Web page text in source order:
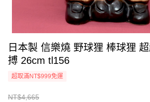
日本製 信樂燒 野球狸 棒球狸
搏 26cm tl156
超取滿NT$999免運
NT$4,665